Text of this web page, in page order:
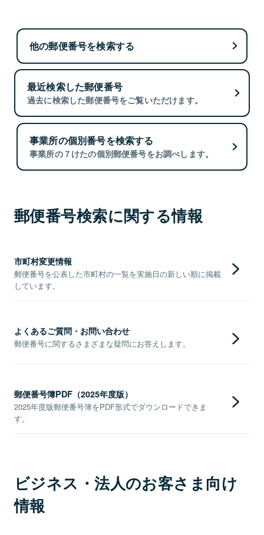
他の郵便番号を検索する
最近検索した郵便番号
過去に検索した郵便番号をご覧いただけます。
事業所の個別番号を検索する
事業所の７けたの個別郵便番号をお調べします。
郵便番号検索に関する情報
市町村変更情報
郵便番号を公表した市町村の一覧を実施日の新しい順に掲載
しています。
よくあるご質問・お問い合わせ
郵便番号に関するさまざまな疑問にお答えします。
郵便番号簿PDF（2025年度版）
2025年度版郵便番号簿をPDF形式でダウンロードできま
す。
ビジネス・法人のお客さま向け
情報